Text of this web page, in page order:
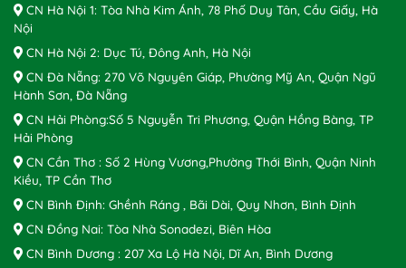
CN Hà Nội 1: Tòa Nhà Kim Ánh, 78 Phố Duy Tân, Cầu Giấy, Hà
Nội
CN Hà Nội 2: Dục Tú, Đông Anh, Hà Nội
CN Đà Nẵng: 270 Võ Nguyên Giáp, Phường Mỹ An, Quận Ngũ
Hành Sơn, Đà Nẵng
CN Hải Phòng:Số 5 Nguyễn Tri Phương, Quận Hồng Bàng, TP
Hải Phòng
CN Cần Thơ : Số 2 Hùng Vương,Phường Thới Bình, Quận Ninh
Kiều, TP Cần Thơ
CN Bình Định: Ghềnh Ráng , Bãi Dài, Quy Nhơn, Bình Định
CN Đồng Nai: Tòa Nhà Sonadezi, Biên Hòa
CN Bình Dương : 207 Xa Lộ Hà Nội, Dĩ An, Bình Dương